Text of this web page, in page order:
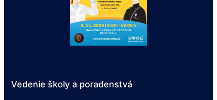
Vedenie školy a poradenstvá